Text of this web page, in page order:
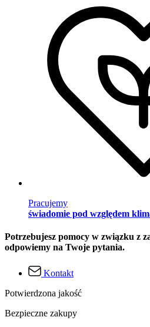
Pracujemy
świadomie pod względem
Potrzebujesz pomocy w związku z
odpowiemy na Twoje pytania.
Kontakt
Potwierdzona jakość
Bezpieczne zakupy